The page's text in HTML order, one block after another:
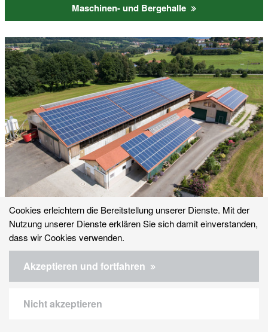
Maschinen- und Bergehalle
Kälberstall
Cookies erleichtern die Bereitstellung unserer Dienste. Mit der
Nutzung unserer Dienste erklären Sie sich damit einverstanden,
dass wir Cookies verwenden.
Akzeptieren und fortfahren
Nicht akzeptieren